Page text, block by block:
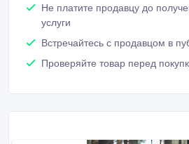
Не платите продавцу до
услуги
Встречайтесь с продавцом в
Проверяйте товар перед